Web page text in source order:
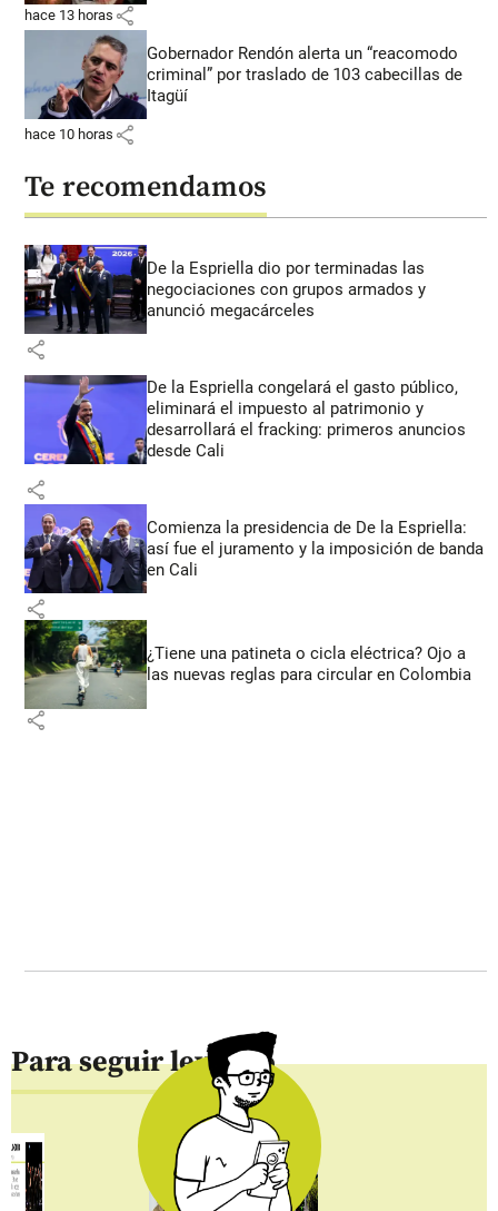
hace 13 horas share
Gobernador Rendón alerta un “reacomodo
criminal” por traslado de 103 cabecillas de
Itagüí
hace 10 horas share
Te recomendamos
De la Espriella dio por terminadas las
negociaciones con grupos armados y
anunció megacárceles
share
De la Espriella congelará el gasto público,
eliminará el impuesto al patrimonio y
desarrollará el fracking: primeros anuncios
desde Cali
share
Comienza la presidencia de De la Espriella:
así fue el juramento y la imposición de banda
en Cali
share
¿Tiene una patineta o cicla eléctrica? Ojo a
las nuevas reglas para circular en Colombia
share
Para seguir leyendo